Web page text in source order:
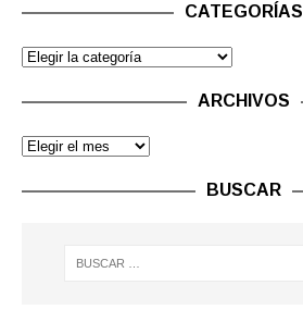
CATEGORÍAS
ARCHIVOS
BUSCAR